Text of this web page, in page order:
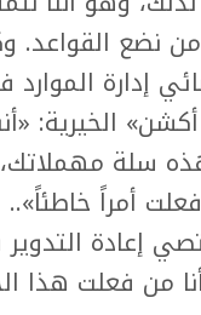
نضع القواعد.
إدارة
الخيرية:
سلة
فعلت أمراً
إعادة
من فعلت هذا